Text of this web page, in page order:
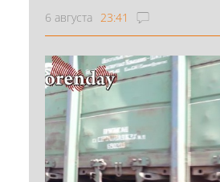
6 августа 23:41